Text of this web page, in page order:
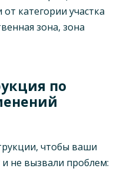
категории участка
зона, зона
по
чтобы ваши
не вызвали проблем: